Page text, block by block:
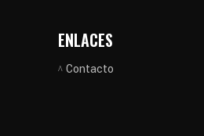
ENLACES
Contacto